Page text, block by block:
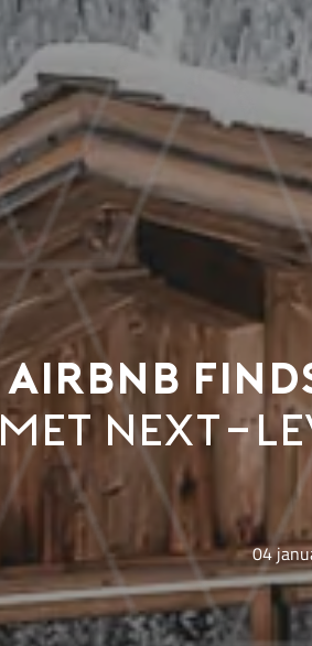
Airbnb
met next-
04